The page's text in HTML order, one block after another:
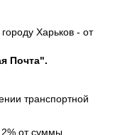
Харьков - от
Почта".
транспортной
от суммы